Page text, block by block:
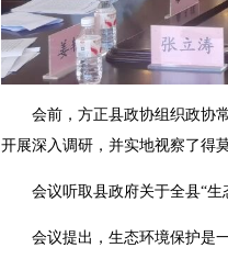
会前，方正县政协组织政协常
开展深入调研，并实地视察了得
会议听取县政府关于全县“生
会议提出，生态环境保护是一